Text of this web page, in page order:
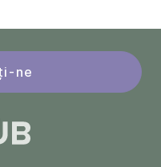
ne